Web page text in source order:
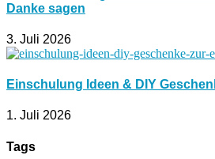
Danke sagen
3. Juli 2026
Einschulung Ideen & DIY
1. Juli 2026
Tags